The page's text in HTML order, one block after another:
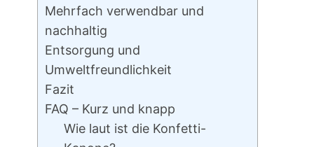
Mehrfach verwendbar und
nachhaltig
Entsorgung und
Umweltfreundlichkeit
Fazit
FAQ – Kurz und knapp
Wie laut ist die Konfetti-